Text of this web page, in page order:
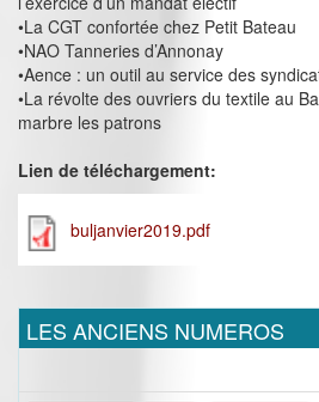
•La CGT confortée chez Petit Bateau
•NAO Tanneries d’Annonay
•Aence : un outil au service des
•La révolte des ouvriers du textile au
marbre les patrons
Lien de téléchargement:
buljanvier2019.pdf
LES ANCIENS NUMEROS